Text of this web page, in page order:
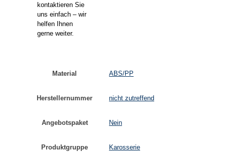
kontaktieren Sie
uns einfach – wir
helfen Ihnen
gerne weiter.
Material ABS/PP
Herstellernummer nicht zutreffend
Angebotspaket Nein
Produktgruppe Karosserie